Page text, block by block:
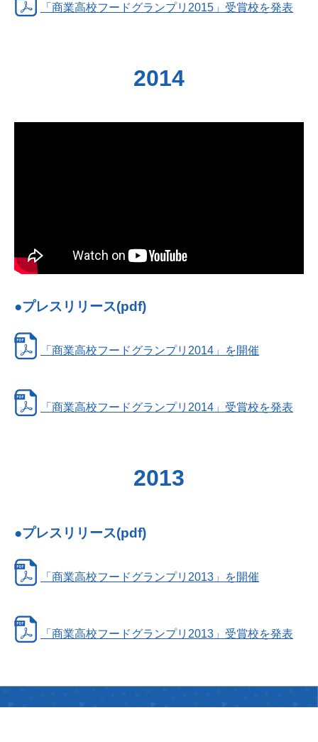
「商業高校フードグランプリ2015」受賞校を発表
2014
●プレスリリース(pdf)
「商業高校フードグランプリ2014」を開催
「商業高校フードグランプリ2014」受賞校を発表
2013
●プレスリリース(pdf)
「商業高校フードグランプリ2013」を開催
「商業高校フードグランプリ2013」受賞校を発表